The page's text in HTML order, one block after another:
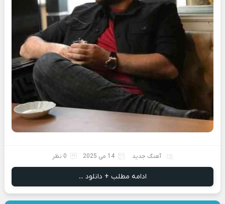
آهنگ جدید 14 می 2025 0 نظر
ادامه مطلب + دانلود ...